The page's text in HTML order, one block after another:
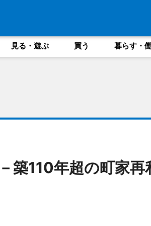
見る・遊ぶ 買う 暮らす・
築110年超の町家再